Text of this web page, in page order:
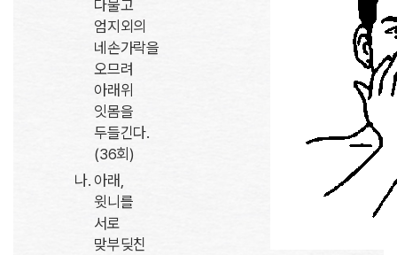
다물고
엄지외의
네손가락을
오므려
아래위
잇몸을
두들긴다.
(36회)
아래,
윗니를
서로
맞부딪친